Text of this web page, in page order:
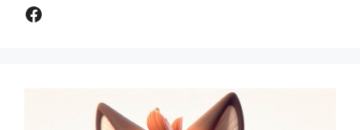
Comparer assurance